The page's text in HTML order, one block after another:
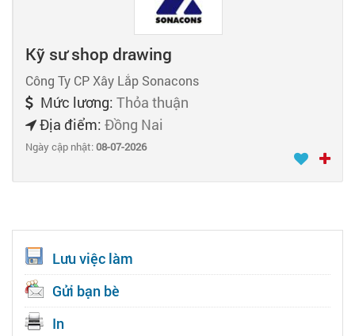
Kỹ sư shop drawing
Công Ty CP Xây Lắp Sonacons
Mức lương: Thỏa thuận
Địa điểm: Đồng Nai
Ngày cập nhật:08-07-2026
Lưu việc làm
Gửi bạn bè
In